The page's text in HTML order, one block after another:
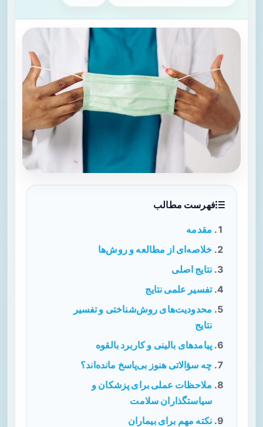
فهرست مطالب
مقدمه
خلاصه‌ای از مطالعه و روش‌ها
نتایج اصلی
تفسیر علمی نتایج
محدودیت‌های روش‌شناختی و تفسیر
نتایج
پیامدهای بالینی و کاربرد بالقوه
چه سؤالاتی هنوز بی‌پاسخ مانده‌اند؟
ملاحظات عملی برای پزشکان و
سیاستگذاران سلامت
نکته مهم برای بیماران